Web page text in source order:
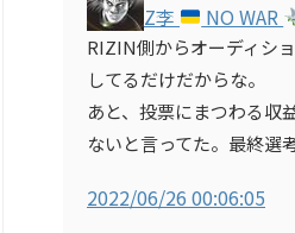
Z李 NO WAR
RIZIN側からオーディシ
してるだけだからな。
あと、投票にまつわる収
ないと言ってた。最終選
2022/06/26 00:06:05